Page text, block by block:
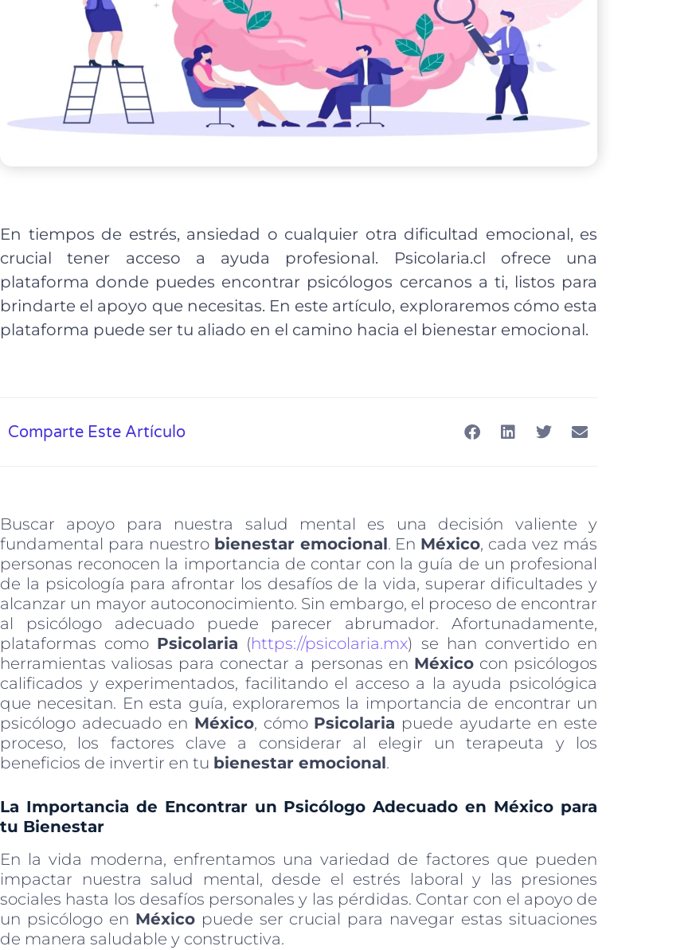
En tiempos de estrés, ansiedad o cualquier otra dificultad emocional, es
crucial tener acceso a ayuda profesional. Psicolaria.cl ofrece una
plataforma donde puedes encontrar psicólogos cercanos a ti, listos para
brindarte el apoyo que necesitas. En este artículo, exploraremos cómo esta
plataforma puede ser tu aliado en el camino hacia el bienestar emocional.
Comparte Este Artículo
Buscar apoyo para nuestra salud mental es una decisión valiente y
fundamental para nuestro bienestar emocional. En México, cada vez más
personas reconocen la importancia de contar con la guía de un profesional
de la psicología para afrontar los desafíos de la vida, superar dificultades y
alcanzar un mayor autoconocimiento. Sin embargo, el proceso de encontrar
al psicólogo adecuado puede parecer abrumador. Afortunadamente,
plataformas como Psicolaria (https://psicolaria.mx) se han convertido en
herramientas valiosas para conectar a personas en Méxicocon psicólogos
calificados y experimentados, facilitando el acceso a la ayuda psicológica
que necesitan. En esta guía, exploraremos la importancia de encontrar un
psicólogo adecuado en México, cómo Psicolaria puede ayudarte en este
proceso, los factores clave a considerar al elegir un terapeuta y los
beneficios de invertir en tu bienestar emocional.
La Importancia de Encontrar un Psicólogo Adecuado en México para
tu Bienestar
En la vida moderna, enfrentamos una variedad de factores que pueden
impactar nuestra salud mental, desde el estrés laboral y las presiones
sociales hasta los desafíos personales y las pérdidas. Contar con el apoyo de
un psicólogo en Méxicopuede ser crucial para navegar estas situaciones
de manera saludable y constructiva.